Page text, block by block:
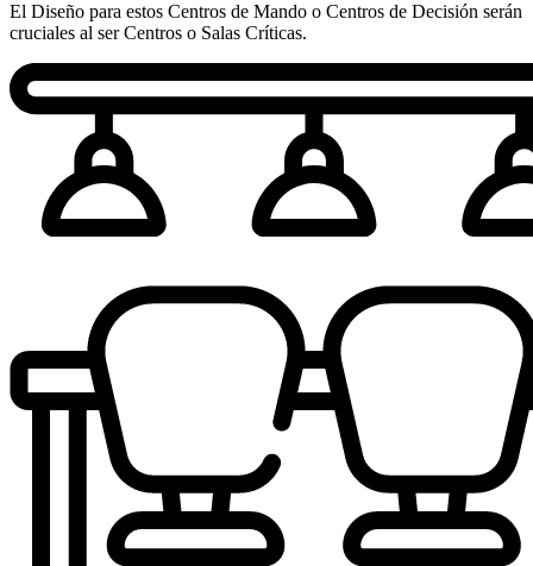
El Diseño para estos Centros de Mando o Centros de Decisión serán
cruciales al ser Centros o Salas Críticas.